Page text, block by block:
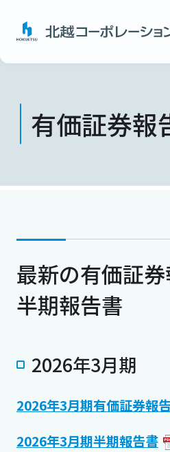
有価証券報
最新の有価証
半期報告書
2026年3月期
2026年3月期有価証券報
2026年3月期半期報告書